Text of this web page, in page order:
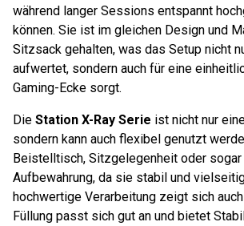
während langer Sessions entspannt
können. Sie ist im gleichen Design und
Sitzsack gehalten, was das Setup nicht
aufwertet, sondern auch für eine
Gaming-Ecke sorgt.
Die Station X-Ray Serie ist nicht nur
sondern kann auch flexibel genutzt
Beistelltisch, Sitzgelegenheit oder sogar
Aufbewahrung, da sie stabil und
hochwertige Verarbeitung zeigt sich
Füllung passt sich gut an und bietet